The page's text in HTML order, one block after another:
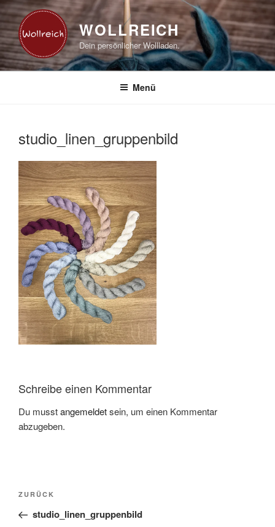
Zum
Inhalt
springen
WOLLREICH
Dein persönlicher Wollladen.
Menü
studio_linen_gruppenbild
Schreibe einen Kommentar
Du musstangemeldetsein, um einen Kommentar
abzugeben.
Beitragsnavigation
Vorheriger
Beitrag
ZURÜCK
studio_linen_gruppenbild